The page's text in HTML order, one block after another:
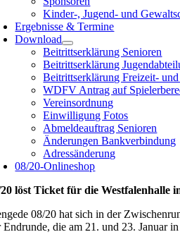
Kinder-, Jugend- und
Ergebnisse & Termine
Download
Beitrittserklärung Senioren
Beitrittserklärung
Beitrittserklärung Freizeit-
WDFV Antrag auf
Vereinsordnung
Einwilligung Fotos
Abmeldeauftrag Senioren
Änderungen Bankverbindung
Adressänderung
08/20-Onlineshop
löst Ticket für die Westfalenhalle
08/20 hat sich in der
Endrunde, die am 21. und 23. Januar